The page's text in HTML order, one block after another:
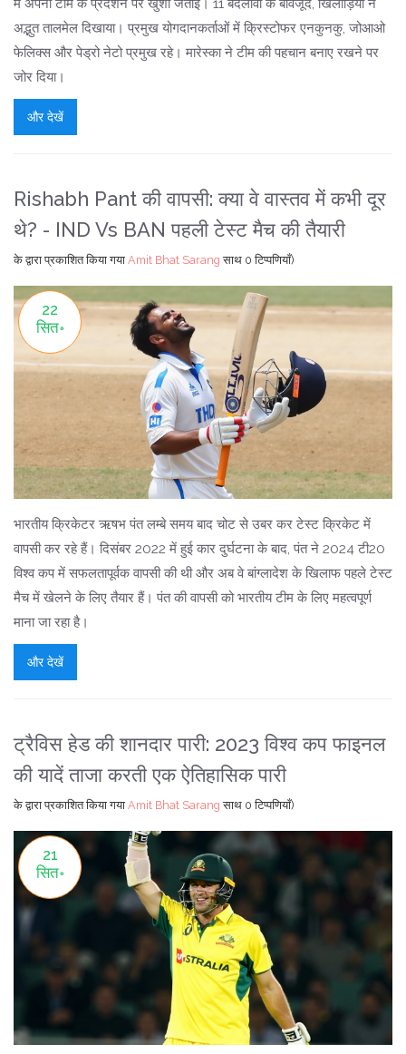
में अपनी टीम के प्रदर्शन पर खुशी जताई। 11 बदलावों के बावजूद, खिलाड़ियों ने
अद्भुत तालमेल दिखाया। प्रमुख योगदानकर्ताओं में क्रिस्टोफर एनकुनकु, जोआओ
फेलिक्स और पेड्रो नेटो प्रमुख रहे। मारेस्का ने टीम की पहचान बनाए रखने पर
जोर दिया।
और देखें
Rishabh Pant की वापसी: क्‍या वे वास्तव में कभी दूर
थे? - IND Vs BAN पहली टेस्ट मैच की तैयारी
के द्वारा प्रकाशित किया गया Amit Bhat Sarang साथ 0 टिप्पणियाँ)
22
सित॰
भारतीय क्रिकेटर ऋषभ पंत लम्बे समय बाद चोट से उबर कर टेस्ट क्रिकेट में
वापसी कर रहे हैं। दिसंबर 2022 में हुई कार दुर्घटना के बाद, पंत ने 2024 टी20
विश्व कप में सफलतापूर्वक वापसी की थी और अब वे बांग्लादेश के खिलाफ पहले टेस्ट
मैच में खेलने के लिए तैयार हैं। पंत की वापसी को भारतीय टीम के लिए महत्वपूर्ण
माना जा रहा है।
और देखें
ट्रैविस हेड की शानदार पारी: 2023 विश्व कप फाइनल
की यादें ताजा करती एक ऐतिहासिक पारी
के द्वारा प्रकाशित किया गया Amit Bhat Sarang साथ 0 टिप्पणियाँ)
21
सित॰